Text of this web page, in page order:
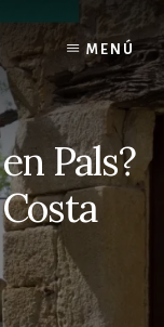
MENÚ
Pals?